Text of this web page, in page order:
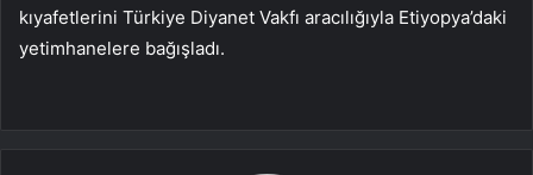
kıyafetlerini Türkiye Diyanet Vakfı aracılığıyla Etiyopya’daki
yetimhanelere bağışladı.